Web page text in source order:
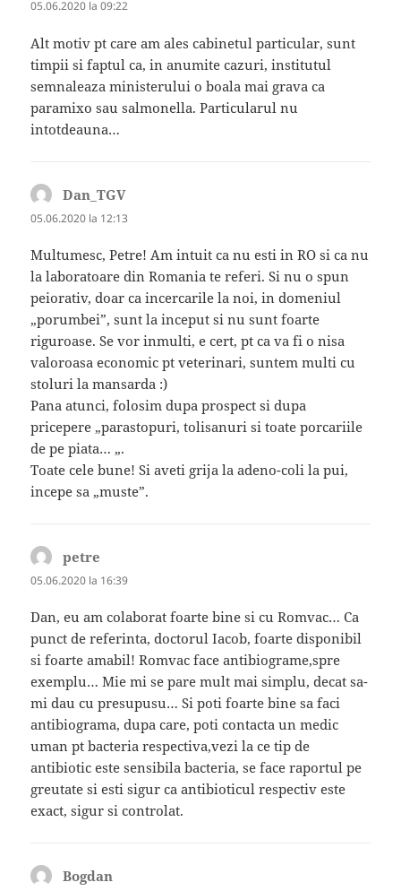
05.06.2020 la 09:22
Alt motiv pt care am ales cabinetul particular, sunt
timpii si faptul ca, in anumite cazuri, institutul
semnaleaza ministerului o boala mai grava ca
paramixo sau salmonella. Particularul nu
intotdeauna…
Dan_TGVspune:
05.06.2020 la 12:13
Multumesc, Petre! Am intuit ca nu esti in RO si ca nu
la laboratoare din Romania te referi. Si nu o spun
peiorativ, doar ca incercarile la noi, in domeniul
„porumbei”, sunt la inceput si nu sunt foarte
riguroase. Se vor inmulti, e cert, pt ca va fi o nisa
valoroasa economic pt veterinari, suntem multi cu
stoluri la mansarda :)
Pana atunci, folosim dupa prospect si dupa
pricepere „parastopuri, tolisanuri si toate porcariile
de pe piata… „.
Toate cele bune! Si aveti grija la adeno-coli la pui,
incepe sa „muste”.
petre
05.06.2020 la 16:39
Dan, eu am colaborat foarte bine si cu Romvac… Ca
punct de referinta, doctorul Iacob, foarte disponibil
si foarte amabil! Romvac face antibiograme,spre
exemplu… Mie mi se pare mult mai simplu, decat sa-
mi dau cu presupusu… Si poti foarte bine sa faci
antibiograma, dupa care, poti contacta un medic
uman pt bacteria respectiva,vezi la ce tip de
antibiotic este sensibila bacteria, se face raportul pe
greutate si esti sigur ca antibioticul respectiv este
exact, sigur si controlat.
Bogdan